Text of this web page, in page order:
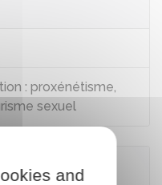
: proxénétisme,
sexuel
and